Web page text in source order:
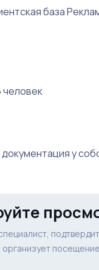
база
у
организует